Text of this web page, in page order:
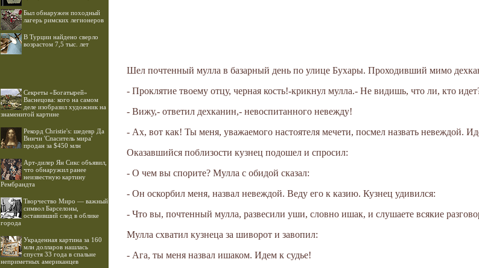
Был обнаружен походный
лагерь римских легионеров
В Турции найдено сверло
возрастом 7,5 тыс. лет
Секреты «Богатырей»
Васнецова: кого на самом
деле изобразил художник на
знаменитой картине
Рекорд Christie's: шедевр Да
Винчи 'Спаситель мира'
продан за $450 млн
Арт-дилер Ян Сикс объявил,
что обнаружил ранее
неизвестную картину
Рембрандта
Творчество Миро — важный
символ Барселоны,
оставивший след в облике
города
Украденная картина за 160
млн долларов нашлась
спустя 33 года в спальне
неприметных американцев
Шел почтенный мулла в базарный день по улице Бухары. Проходивший мимо
- Проклятие твоему отцу, черная кость!-крикнул мулла.- Не видишь, что ли, кто
- Вижу,- ответил дехканин,- невоспитанного невежду!
- Ах, вот как! Ты меня, уважаемого настоятеля мечети, посмел назвать невеждой.
Оказавшийся поблизости кузнец подошел и спросил:
- О чем вы спорите? Мулла с обидой сказал:
- Он оскорбил меня, назвал невеждой. Веду его к казию. Кузнец удивился:
- Что вы, почтенный мулла, развесили уши, словно ишак, и слушаете всякие
Мулла схватил кузнеца за шиворот и завопил:
- Ага, ты меня назвал ишаком. Идем к судье!